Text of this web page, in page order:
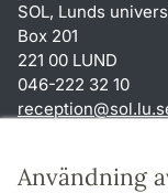
Användning
SOL, Lunds
Box 201
221 00 LUND
046-222 32 10
reception@sol.lu.
Genvägar